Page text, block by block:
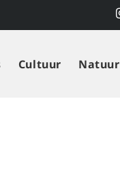
Cultuur Natuur